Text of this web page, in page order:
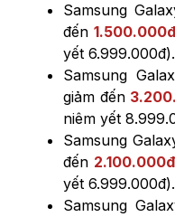
Samsung
đến
yết 6.999.000đ).
Samsung
giảm đến
niêm yết
Samsung
đến 2.100.000đ
yết 6.999.000đ).
Samsung